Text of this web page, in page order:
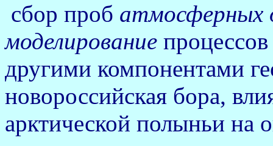
сбор проб атмосферных
моделирование
другими компонентами
новороссийская бора,
арктической полыньи на